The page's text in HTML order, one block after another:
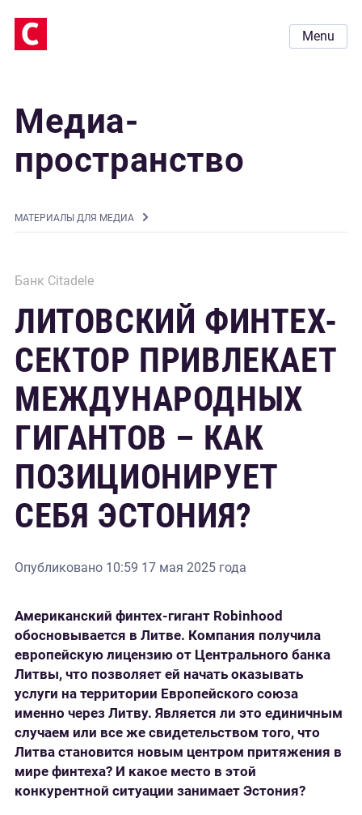
Menu
Медиа-
пространство
MАТЕРИАЛЫ ДЛЯ МЕДИА
Банк Citadele
ЛИТОВСКИЙ ФИНТЕХ-
СЕКТОР ПРИВЛЕКАЕТ
МЕЖДУНАРОДНЫХ
ГИГАНТОВ – КАК
ПОЗИЦИОНИРУЕТ
СЕБЯ ЭСТОНИЯ?
Опубликовано 10:59 17 мая 2025 года
Американский финтех-гигант Robinhood
обосновывается в Литве. Компания получила
европейскую лицензию от Центрального банка
Литвы, что позволяет ей начать оказывать
услуги на территории Европейского союза
именно через Литву. Является ли это единичным
случаем или все же свидетельством того, что
Литва становится новым центром притяжения в
мире финтеха? И какое место в этой
конкурентной ситуации занимает Эстония?